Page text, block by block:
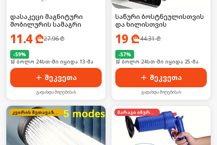
დასაკეცი მაგნიტური
მობილურის სამაგრი
11.4₾27.96₾
-59%
🛒 ბოლო 24სთ-ში იყიდა 13-მა
შეკვეთა
გადახდა მიღებისას
საწური ბოსტნეულისთვის
და ხილისთვის
19 ₾44.31₾
-57%
🛒 ბოლო 24სთ-ში იყიდა 25-მა
შეკვეთა
გადახდა მიღებისას
კვირის შეთავაზება მარაგი იწურება